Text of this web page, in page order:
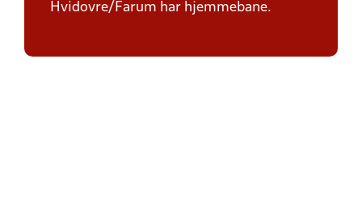
Hvidovre/Farum har hjemmebane.